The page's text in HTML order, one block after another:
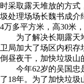
时采取露天堆放的方式
圾处理场场长魏书成介
4万多平方米，高30米
为了解决长期露天
卫局加大了场区内积存
倒昼夜干，加快垃圾山
今年62岁的吴国忠
了18年。为了加快垃圾